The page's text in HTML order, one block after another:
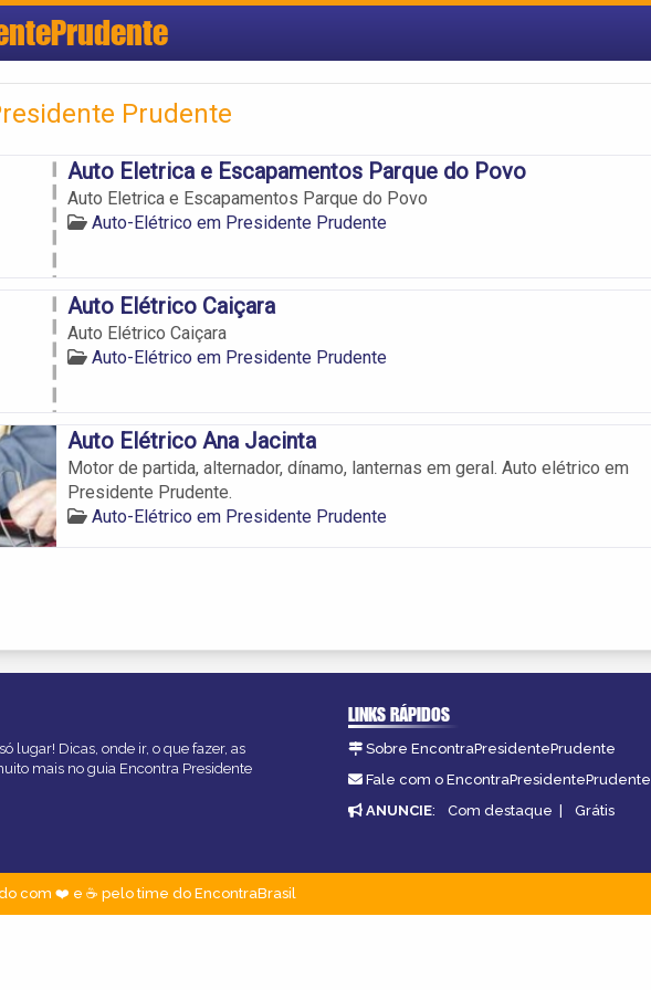
Prudente
Auto Eletrica e Escapamentos Parque do Povo
Auto Eletrica e Escapamentos Parque do Povo
Auto-Elétrico em Presidente Prudente
Auto Elétrico Caiçara
Auto Elétrico Caiçara
Auto-Elétrico em Presidente Prudente
Auto Elétrico Ana Jacinta
Motor de partida, alternador, dínamo, lanternas em geral. Auto elétrico em
Presidente Prudente.
Auto-Elétrico em Presidente Prudente
lugar! Dicas, onde ir, o que fazer, as
mais no guia Encontra Presidente
LINKS RÁPIDOS
Sobre EncontraPresidentePrudente
Fale com o EncontraPresidentePrudente
ANUNCIE: Com destaque | Grátis
com ❤️ e ☕ pelo time do EncontraBrasil